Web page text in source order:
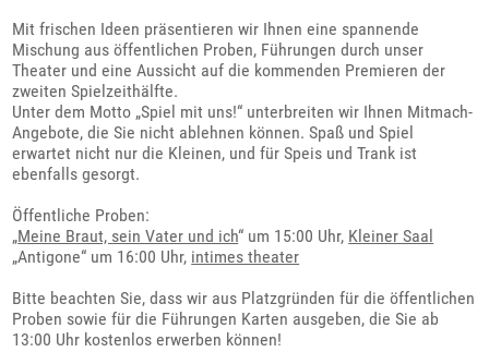
Mit frischen Ideen präsentieren wir Ihnen eine spannende
Mischung aus öffentlichen Proben, Führungen durch unser
Theater und eine Aussicht auf die kommenden Premieren der
zweiten Spielzeithälfte.
Unter dem Motto „Spiel mit uns!“ unterbreiten wir Ihnen Mitmach-
Angebote, die Sie nicht ablehnen können. Spaß und Spiel
erwartet nicht nur die Kleinen, und für Speis und Trank ist
ebenfalls gesorgt.
Öffentliche Proben:
„Meine Braut, sein Vater und ich“ um 15:00 Uhr, Kleiner Saal
„Antigone“ um 16:00 Uhr, intimes theater
Bitte beachten Sie, dass wir aus Platzgründen für die öffentlichen
Proben sowie für die Führungen Karten ausgeben, die Sie ab
13:00 Uhr kostenlos erwerben können!